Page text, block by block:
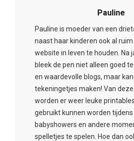
Pauline
Pauline is moeder van een
naast haar kinderen ook al
website in leven te houden. Na
bleek de pen niet alleen goed
en waardevolle blogs, maar
tekeningetjes maken! Van
worden er weer leuke
gebruikt kunnen worden
babyshowers en andere
spelletjes te spelen. Hoe dan